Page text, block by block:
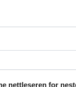
nettleseren for